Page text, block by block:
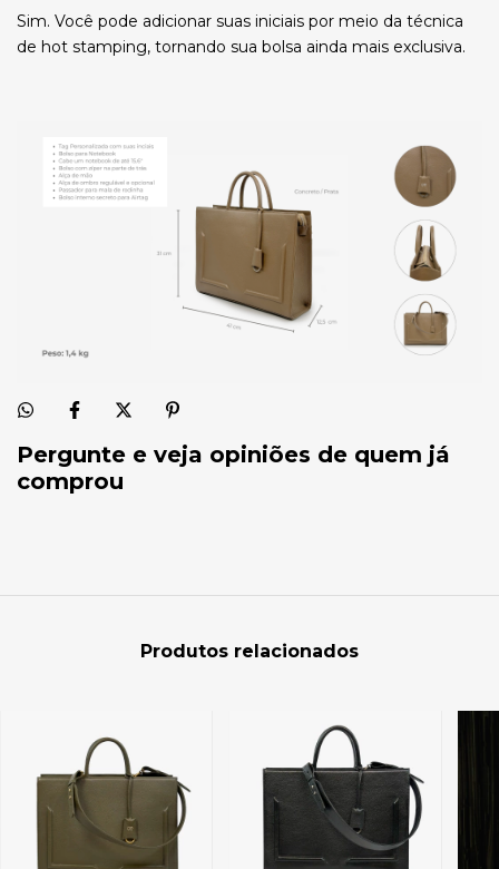
Sim. Você pode adicionar suas iniciais por meio da técnica
de hot stamping, tornando sua bolsa ainda mais exclusiva.
Pergunte e veja opiniões de quem já
comprou
Produtos relacionados